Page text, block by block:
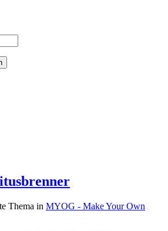
Thema in MYOG - Make Your Own